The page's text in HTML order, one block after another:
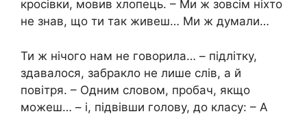
кросівки, мовив хлопець. – Ми ж зовсім ніхто
не знав, що ти так живеш… Ми ж думали…
Ти ж нічого нам не говорила… – підлітку,
здавалося, забракло не лише слів, а й
повітря. – Одним словом, пробач, якщо
можеш… – і, підвівши голову, до класу: – А